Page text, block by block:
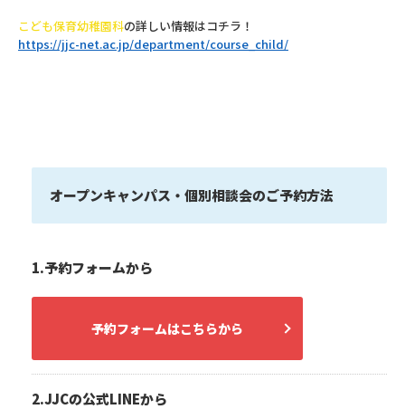
こども保育幼稚園科の詳しい情報はコチラ！
https://jjc-net.ac.jp/department/course_child/
オープンキャンパス・個別相談会のご予約方法
1.予約フォームから
予約フォームはこちらから
2.JJCの公式LINEから